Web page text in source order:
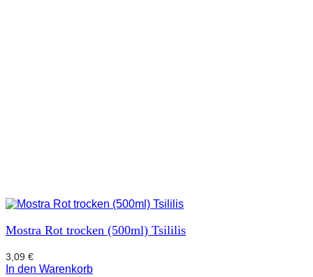
Mostra Rot trocken (500ml) Tsililis
3,09 €
In den Warenkorb